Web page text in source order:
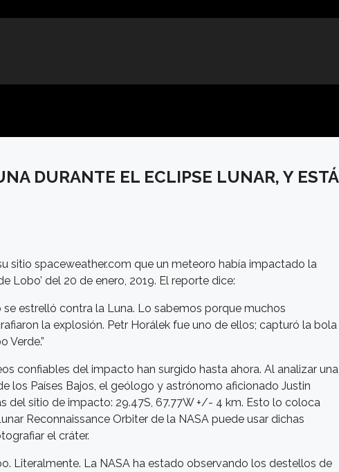
DURANTE EL ECLIPSE LUNAR, Y ESTÁ
sitio spaceweather.com que un meteoro había impactado la
Lobo’ del 20 de enero, 2019. El reporte dice:
se estrelló contra la Luna. Lo sabemos porque muchos
la explosión. Petr Horálek fue uno de ellos; capturó la bola
Verde.”
confiables del impacto han surgido hasta ahora. Al analizar una
los Países Bajos, el geólogo y astrónomo aficionado Justin
del sitio de impacto: 29.47S, 67.77W +/- 4 km. Esto lo coloca
Reconnaissance Orbiter de la NASA puede usar dichas
el cráter.
Literalmente. La NASA ha estado observando los destellos de